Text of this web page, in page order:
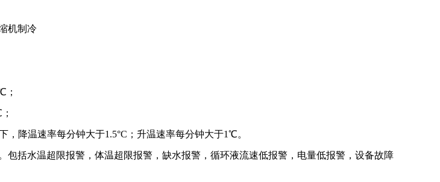
机制冷
；
，降温速率每分钟大于1.5°C；升温速率每分钟大于1℃。
包括水温超限报警，体温超限报警，缺水报警，循环液流速低报警，电量低报警，设备故障